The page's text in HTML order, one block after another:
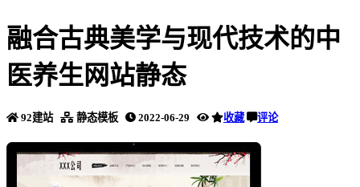
融合古典美学与现代技术的中
医养生网站静态
92建站 静态模板 2022-06-29 收藏 评论